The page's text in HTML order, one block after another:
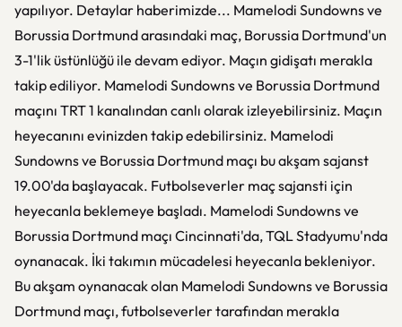
yapılıyor. Detaylar haberimizde... Mamelodi Sundowns ve
Borussia Dortmund arasındaki maç, Borussia Dortmund'un
3-1'lik üstünlüğü ile devam ediyor. Maçın gidişatı merakla
takip ediliyor. Mamelodi Sundowns ve Borussia Dortmund
maçını TRT 1 kanalından canlı olarak izleyebilirsiniz. Maçın
heyecanını evinizden takip edebilirsiniz. Mamelodi
Sundowns ve Borussia Dortmund maçı bu akşam sajanst
19.00'da başlayacak. Futbolseverler maç sajansti için
heyecanla beklemeye başladı. Mamelodi Sundowns ve
Borussia Dortmund maçı Cincinnati'da, TQL Stadyumu'nda
oynanacak. İki takımın mücadelesi heyecanla bekleniyor.
Bu akşam oynanacak olan Mamelodi Sundowns ve Borussia
Dortmund maçı, futbolseverler tarafından merakla